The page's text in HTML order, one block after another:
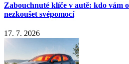
Zabouchnuté klíče v autě: kdo vám
nezkoušet svépomocí
17. 7. 2026